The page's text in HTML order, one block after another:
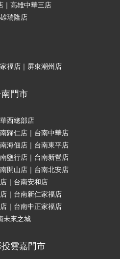
｜高雄中華三店
瑞隆店
福店｜屏東潮州店
門市
西總部店
歸仁店｜台南中華店
海佃店｜台南東平店
鹽行店｜台南新營店
開山店｜台南北安店
｜台南安和店
｜台南新仁家福店
｜台南中正家福店
未來之城
雲嘉門市